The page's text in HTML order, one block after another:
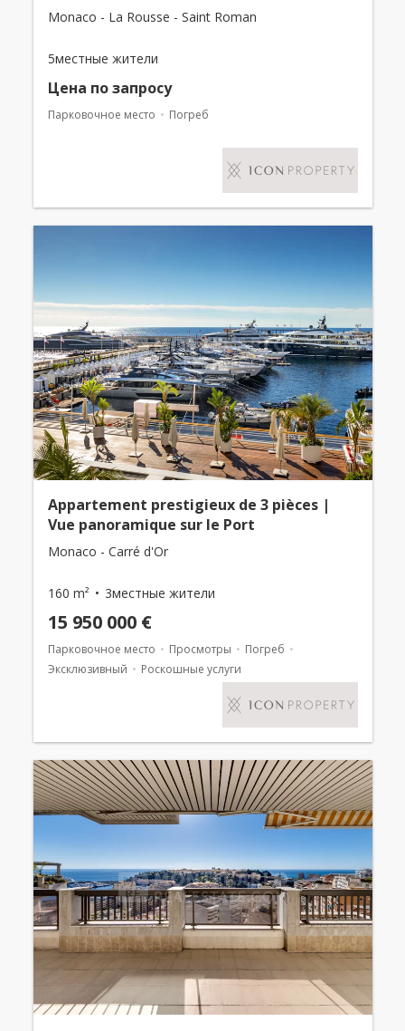
Monaco - La Rousse - Saint Roman
5местные жители
Цена по запросу
Парковочное место Погреб
Appartement prestigieux de 3 pièces |
Vue panoramique sur le Port
Monaco - Carré d'Or
160 m² 3местные жители
15 950 000 €
Парковочное место Просмотры
Погреб
Эксклюзивный
Роскошные услуги